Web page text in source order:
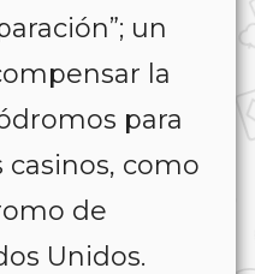
un
la
para
como
de
Unidos.